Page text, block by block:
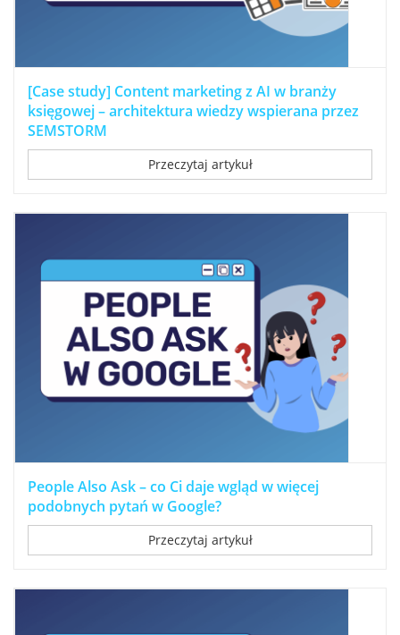
[Case study] Content marketing z AI w branży
księgowej – architektura wiedzy wspierana przez
SEMSTORM
Przeczytaj artykuł
People Also Ask – co Ci daje wgląd w więcej
podobnych pytań w Google?
Przeczytaj artykuł